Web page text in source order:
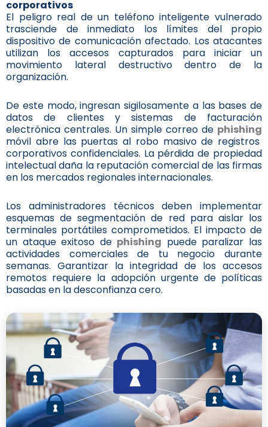
corporativos
El peligro real de un teléfono inteligente vulnerado
trasciende de inmediato los límites del propio
dispositivo de comunicación afectado. Los atacantes
utilizan los accesos capturados para iniciar un
movimiento lateral destructivo dentro de la
organización.
De este modo, ingresan sigilosamente a las bases de
datos de clientes y sistemas de facturación
electrónica centrales. Un simple correo de phishing
móvil abre las puertas al robo masivo de registros
corporativos confidenciales. La pérdida de propiedad
intelectual daña la reputación comercial de las firmas
en los mercados regionales internacionales.
Los administradores técnicos deben implementar
esquemas de segmentación de red para aislar los
terminales portátiles comprometidos. El impacto de
un ataque exitoso de phishing puede paralizar las
actividades comerciales de tu negocio durante
semanas. Garantizar la integridad de los accesos
remotos requiere la adopción urgente de políticas
basadas en la desconfianza cero.